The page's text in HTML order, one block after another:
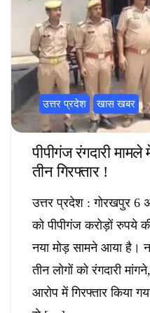
उत्तर प्रदेश खास खबर
पीपीगंज रंगदारी
तीन गिरफ्तार !
उत्तर प्रदेश : गोरखपुर 6
को पीपीगंज करोड़ों रुपये
नया मोड़ सामने आया है।
तीन लोगों को रंगदारी
आरोप में गिरफ्तार किया